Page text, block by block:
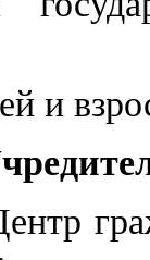
и